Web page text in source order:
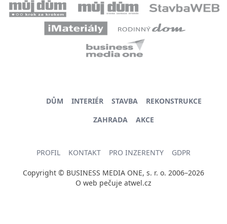
DŮM INTERIÉR STAVBA
REKONSTRUKCE
ZAHRADA
AKCE
PROFIL KONTAKT PRO INZERENTY GDPR
Copyright © BUSINESS MEDIA ONE, s. r. o. 2006–2026